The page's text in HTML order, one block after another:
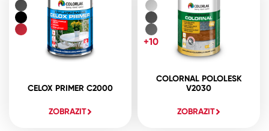
CELOX PRIMER C2000
ZOBRAZIT
COLORNAL POLOLESK
V2030
ZOBRAZIT
+10